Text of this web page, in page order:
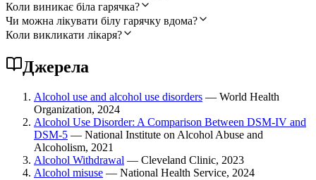
Коли виникає біла гарячка?
Чи можна лікувати білу гарячку вдома?
Коли викликати лікаря?
Джерела
Alcohol use and alcohol use disorders — World Health
Organization, 2024
Alcohol Use Disorder: A Comparison Between DSM-IV and
DSM-5 — National Institute on Alcohol Abuse and
Alcoholism, 2021
Alcohol Withdrawal — Cleveland Clinic, 2023
Alcohol misuse — National Health Service, 2024